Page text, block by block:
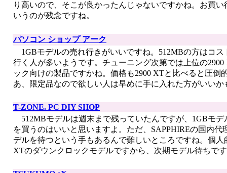
り高いので、そこが良かったんじゃないですかね。お買
いうのが残念ですね。
パソコン ショップ アーク
1GBモデルの売れ行きがいいですね。512MBの方はコ
行く人が多いようです。チューニング次第では上位の
ック向けの製品ですかね。価格も2900 XTと比べると圧
あ、限定品なので欲しい人は早めに手に入れた方がいいか
T-ZONE. PC DIY SHOP
512MBモデルは週末まで残っていたんですが、1GBモデ
を買うのはいいと思いますよ。ただ、SAPPHIREの国内
デルを待つという手もあるんで難しいところですね。個
XTのダウンクロックモデルですから、次期モデル待ちで